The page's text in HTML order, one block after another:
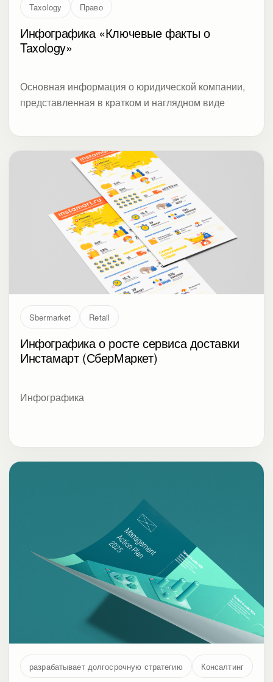
Taxology Право
Инфографика «Ключевые факты о
Taxology»
Основная информация о юридической компании,
представленная в кратком и наглядном виде
Sbermarket Retail
Инфографика о росте сервиса доставки
Инстамарт (СберМаркет)
Инфографика
разрабатывает долгосрочную стратегию Консалтинг